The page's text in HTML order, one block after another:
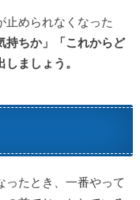
止められなくなった
持ちか」「これからど
ましょう。
ったとき、一番やって